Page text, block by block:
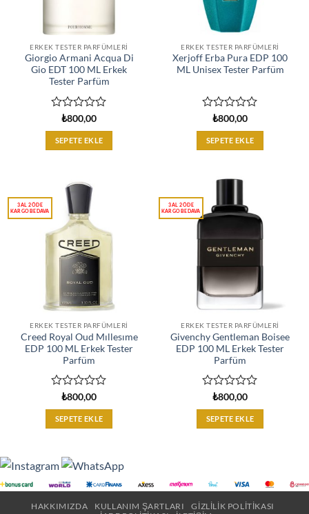
ERKEK TESTER PARFÜMLERI
Giorgio Armani Acqua Di
Gio EDT 100 ML Erkek
Tester Parfüm
üzerinden
0
oy
₺800,00
SEPETE EKLE
ERKEK TESTER PARFÜMLERI
Xerjoff Erba Pura EDP 100
ML Unisex Tester Parfüm
üzerinden
0
oy
₺800,00
SEPETE EKLE
ERKEK TESTER PARFÜMLERI
Creed Royal Oud Mıllesıme
EDP 100 ML Erkek Tester
Parfüm
üzerinden
0
oy
₺800,00
SEPETE EKLE
ERKEK TESTER PARFÜMLERI
Givenchy Gentleman Boisee
EDP 100 ML Erkek Tester
Parfüm
üzerinden
0
oy
₺800,00
SEPETE EKLE
HAKKIMIZDA KULLANIM ŞARTLARI
GIZLILIK POLITIKASI